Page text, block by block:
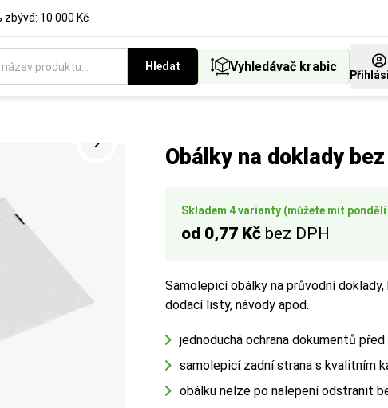
10 000 Kč
Hledat Vyhledávač krabic
Obálky na doklady
Skladem 4 varianty (můžete mít pondělí
od 0,77 Kč bez DPH
Samolepicí obálky na průvodní
dodací listy, návody apod.
jednoduchá ochrana dokumentů
samolepicí zadní strana s kvalitním
obálku nelze po nalepení odstranit
obálky. Klíčový rozměr pro ověření, zda se váš produkt bezpečně a
formátů.
obalů a balicích materiálů podle vašich preferencí.